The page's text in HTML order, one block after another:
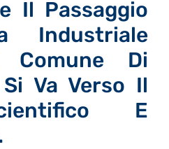
Il Passaggio
Industriale
Comune Di
Va Verso Il
E